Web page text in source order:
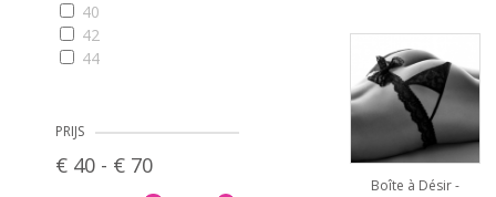
40
42
44
OneSize
PRIJS
€ 40 - € 70
Boîte à Désir -